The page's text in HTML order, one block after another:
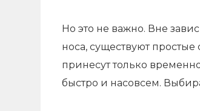
Но это не важно. Вне
носа, существуют
принесут только
быстро и насовсем.